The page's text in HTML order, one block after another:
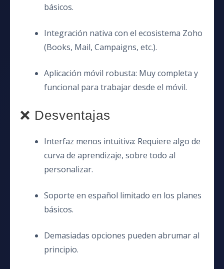
básicos.
Integración nativa con el ecosistema Zoho
(Books, Mail, Campaigns, etc.).
Aplicación móvil robusta: Muy completa y
funcional para trabajar desde el móvil.
❌ Desventajas
Interfaz menos intuitiva: Requiere algo de
curva de aprendizaje, sobre todo al
personalizar.
Soporte en español limitado en los planes
básicos.
Demasiadas opciones pueden abrumar al
principio.